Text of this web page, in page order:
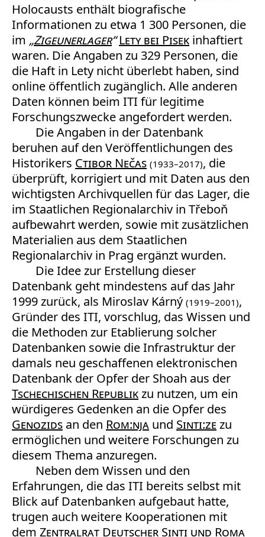
Holocausts enthält biografische
Informationen zu etwa 1 300 Personen, die
im „Zigeunerlager“Lety bei Pisek inhaftiert
waren. Die Angaben zu 329 Personen, die
die Haft in Lety nicht überlebt haben, sind
online öffentlich zugänglich. Alle anderen
Daten können beim ITI für legitime
Forschungszwecke angefordert werden.
Die Angaben in der Datenbank
beruhen auf den Veröffentlichungen des
Historikers Ctibor Nečas (1933–2017), die
überprüft, korrigiert und mit Daten aus den
wichtigsten Archivquellen für das Lager, die
im Staatlichen Regionalarchiv in Třeboň
aufbewahrt werden, sowie mit zusätzlichen
Materialien aus dem Staatlichen
Regionalarchiv in Prag ergänzt wurden.
Die Idee zur Erstellung dieser
Datenbank geht mindestens auf das Jahr
1999 zurück, als Miroslav Kárný (1919–2001),
Gründer des ITI, vorschlug, das Wissen und
die Methoden zur Etablierung solcher
Datenbanken sowie die Infrastruktur der
damals neu geschaffenen elektronischen
Datenbank der Opfer der Shoah aus der
Tschechischen Republikzu nutzen, um ein
würdigeres Gedenken an die Opfer des
Genozids an den Rom:nja und Sinti:ze zu
ermöglichen und weitere Forschungen zu
diesem Thema anzuregen.
Neben dem Wissen und den
Erfahrungen, die das ITI bereits selbst mit
Blick auf Datenbanken aufgebaut hatte,
trugen auch weitere Kooperationen mit
dem Zentralrat Deutscher Sinti und Roma